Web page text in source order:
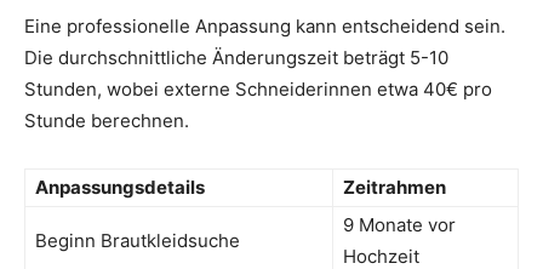
Eine professionelle Anpassung kann entscheidend sein.
Die durchschnittliche Änderungszeit beträgt 5-10
Stunden, wobei externe Schneiderinnen etwa 40€ pro
Stunde berechnen.
Anpassungsdetails Zeitrahmen
Beginn Brautkleidsuche
9 Monate vor
Hochzeit